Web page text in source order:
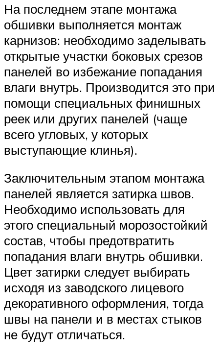
На последнем этапе монтажа
обшивки выполняется монтаж
карнизов: необходимо заделывать
открытые участки боковых срезов
панелей во избежание попадания
влаги внутрь. Производится это при
помощи специальных финишных
реек или других панелей (чаще
всего угловых, у которых
выступающие клинья).
Заключительным этапом монтажа
панелей является затирка швов.
Необходимо использовать для
этого специальный морозостойкий
состав, чтобы предотвратить
попадания влаги внутрь обшивки.
Цвет затирки следует выбирать
исходя из заводского лицевого
декоративного оформления, тогда
швы на панели и в местах стыков
не будут отличаться.